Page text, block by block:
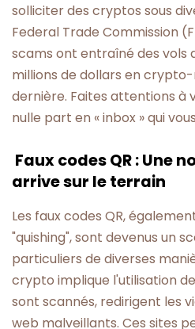
solliciter des cryptos sous
Federal Trade Commission
scams ont entraîné des vols
millions de dollars en
dernière. Faites attentions à
nulle part en « inbox » qui
Faux codes QR : Une
arrive sur le terrain
Les faux codes QR,
"quishing", sont devenus un
particuliers de diverses
crypto implique l'utilisation
sont scannés, redirigent les
web malveillants. Ces sites